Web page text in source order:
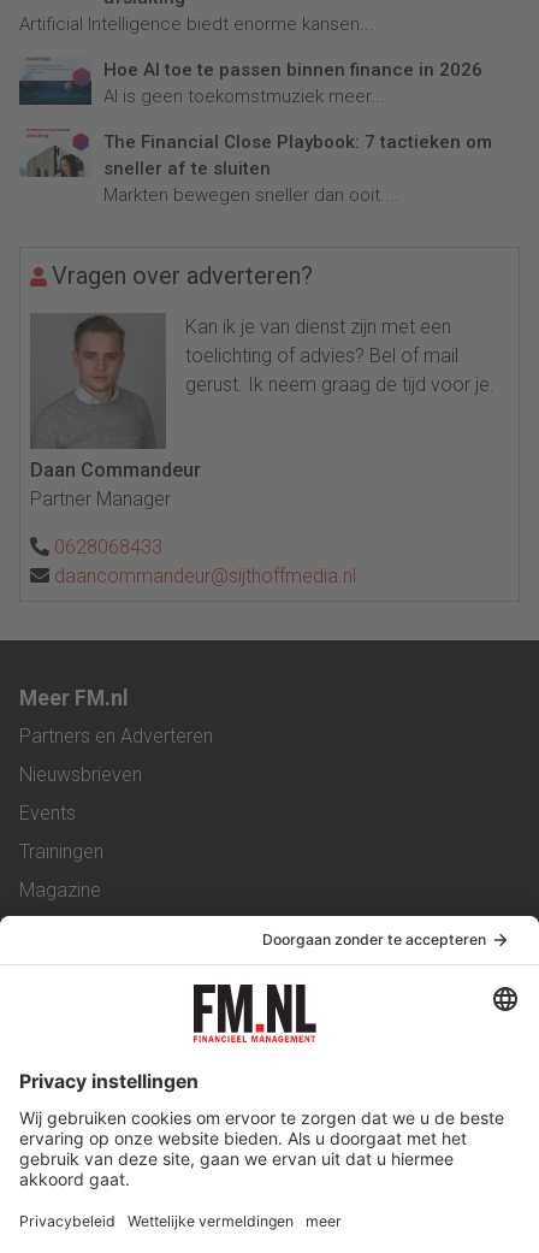
Artificial Intelligence biedt enorme kansen...
Hoe AI toe te passen binnen finance in 2026
AI is geen toekomstmuziek meer...
The Financial Close Playbook: 7 tactieken om
sneller af te sluiten
Markten bewegen sneller dan ooit....
Vragen over adverteren?
Kan ik je van dienst zijn met een
toelichting of advies? Bel of mail
gerust. Ik neem graag de tijd voor je.
Daan Commandeur
Partner Manager
0628068433
daancommandeur@sijthoffmedia.nl
Meer FM.nl
Partners en Adverteren
Nieuwsbrieven
Events
Trainingen
Magazine
Service & Contact
Werken bij ons
Privacy Statement
Algemene Voorwaarden